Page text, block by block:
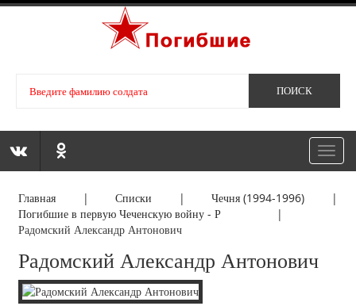
Главная |Списки |Чечня (1994-1996) |
Погибшие в первую Чеченскую войну - Р |
Радомский Александр Антонович
Радомский Александр Антонович